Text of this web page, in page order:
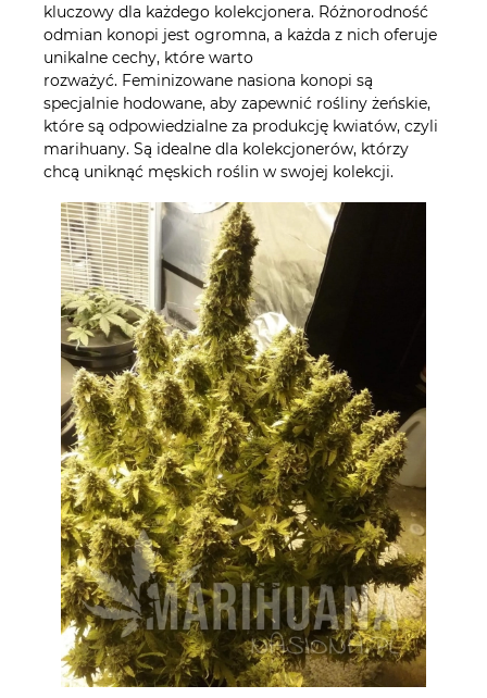
kluczowy dla każdego kolekcjonera. Różnorodność
odmian konopi jest ogromna, a każda z nich oferuje
unikalne cechy, które warto
rozważyć. Feminizowane nasiona konopi są
specjalnie hodowane, aby zapewnić rośliny żeńskie,
które są odpowiedzialne za produkcję kwiatów, czyli
marihuany. Są idealne dla kolekcjonerów, którzy
chcą uniknąć męskich roślin w swojej kolekcji.